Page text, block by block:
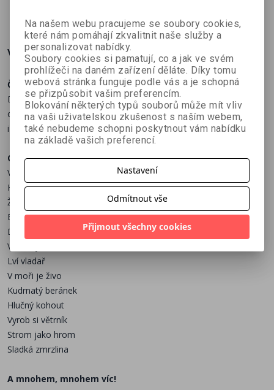
Více o knize
Časopis Dráčekje určen nejmenšímdětem od 3 do 7 let
Dráček speciál – Otiskování je plný zajímavých obrázků pro
otiskování prstíků. Nepotřebujeme štětce, tvoříme barvami prsty
i dlaní!
Obsah:
Veselé prasátko
Hrátky se zvířátky
Žabák Emil
Barvy všude kolem
Draví krokodýli
Všechny naše emoce
Lví vladař
V moři je živo
Kudrnatý beránek
Hlučný kohout
Vyrob si větrník
Strom jako hrom
Sladká zmrzlina
A mnohem, mnohem víc!
Na našem webu pracujeme se soubory cookies,
které nám pomáhají zkvalitnit naše služby a
personalizovat nabídky.
Soubory cookies si pamatují, co a jak ve svém
prohlížeči na daném zařízení děláte. Díky tomu
webová stránka funguje podle vás a je schopná
se přizpůsobit vašim preferencím.
Blokování některých typů souborů může mít vliv
na vaši uživatelskou zkušenost s naším webem,
také nebudeme schopni poskytnout vám nabídku
na základě vašich preferencí.
Nastavení
Odmítnout vše
Přijmout všechny cookies